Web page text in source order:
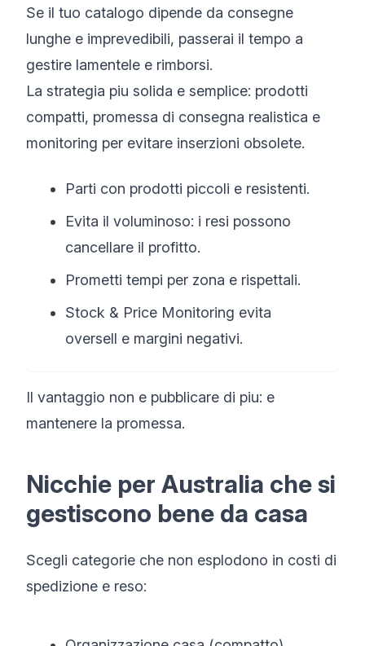
Se il tuo catalogo dipende da consegne
lunghe e imprevedibili, passerai il tempo a
gestire lamentele e rimborsi.
La strategia piu solida e semplice: prodotti
compatti, promessa di consegna realistica e
monitoring per evitare inserzioni obsolete.
Parti con prodotti piccoli e resistenti.
Evita il voluminoso: i resi possono
cancellare il profitto.
Prometti tempi per zona e rispettali.
Stock & Price Monitoring evita
oversell e margini negativi.
Il vantaggio non e pubblicare di piu: e
mantenere la promessa.
Nicchie per Australia che si
gestiscono bene da casa
Scegli categorie che non esplodono in costi di
spedizione e reso: